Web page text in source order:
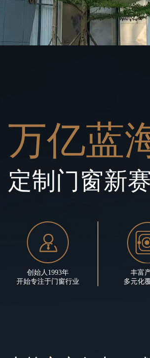
万亿蓝
定制门窗新
创始人1993年
开始专注于门窗行业
丰富
多元化